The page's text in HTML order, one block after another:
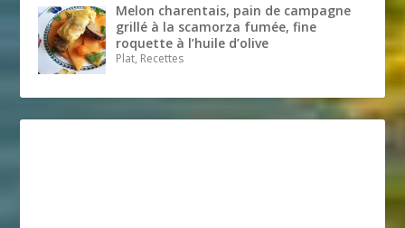
Melon charentais, pain de campagne
grillé à la scamorza fumée, fine
roquette à l’huile d’olive
Plat, Recettes